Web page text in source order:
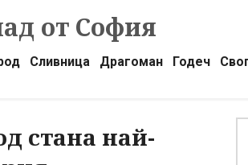
от София
Сливница Драгоман Годеч
стана най-